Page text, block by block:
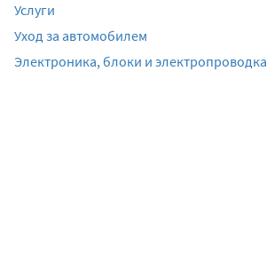
Услуги
Уход за автомобилем
Электроника, блоки и электропроводка